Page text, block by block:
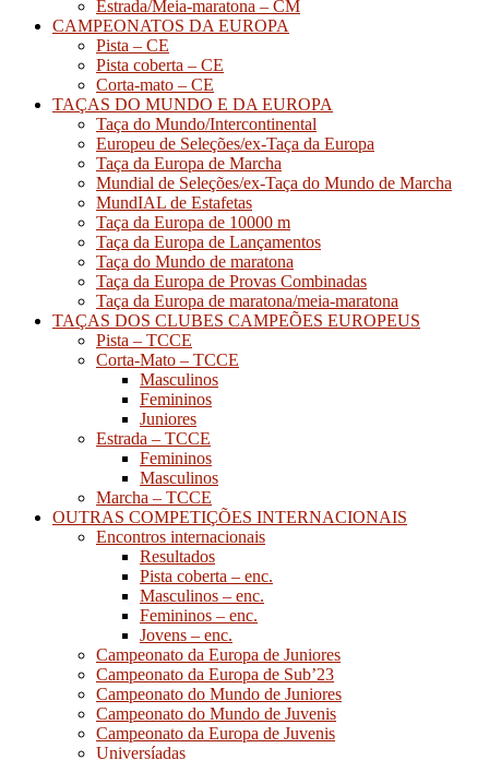
Estrada/Meia-maratona – CM
CAMPEONATOS DA EUROPA
Pista – CE
Pista coberta – CE
Corta-mato – CE
TAÇAS DO MUNDO E DA EUROPA
Taça do Mundo/Intercontinental
Europeu de Seleções/ex-Taça da Europa
Taça da Europa de Marcha
Mundial de Seleções/ex-Taça do Mundo de Marcha
MundIAL de Estafetas
Taça da Europa de 10000 m
Taça da Europa de Lançamentos
Taça do Mundo de maratona
Taça da Europa de Provas Combinadas
Taça da Europa de maratona/meia-maratona
TAÇAS DOS CLUBES CAMPEÕES EUROPEUS
Pista – TCCE
Corta-Mato – TCCE
Masculinos
Femininos
Juniores
Estrada – TCCE
Femininos
Masculinos
Marcha – TCCE
OUTRAS COMPETIÇÕES INTERNACIONAIS
Encontros internacionais
Resultados
Pista coberta – enc.
Masculinos – enc.
Femininos – enc.
Jovens – enc.
Campeonato da Europa de Juniores
Campeonato da Europa de Sub’23
Campeonato do Mundo de Juniores
Campeonato do Mundo de Juvenis
Campeonato da Europa de Juvenis
Universíadas